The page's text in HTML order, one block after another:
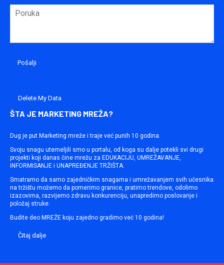
Delete My Data
ŠTA JE MARKETING MREŽA?
Dug je put Marketing mreže i traje već punih 10 godina.
Svoju snagu utemeljili smo u portalu, od koga su dalje potekli svi drugi
projekti koji danas čine mrežu za EDUKACIJU, UMREŽAVANJE,
INFORMISANJE i UNAPREĐENJE TRŽIŠTA.
Smatramo da samo zajedničkim snagama i umrežavanjem svih učesnika
na tržištu možemo da pomerimo granice, pratimo trendove, odolimo
izazovima, razvijemo zdravu konkurenciju, unapredimo poslovanje i
položaj struke.
Budite deo MREŽE koju zajedno gradimo već 10 godina!
Čitaj dalje